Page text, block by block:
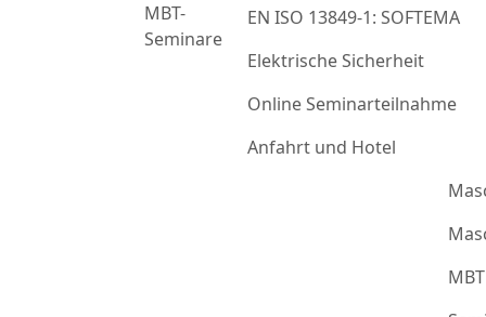
MBT-
Seminare
EN ISO 13849-1: SOFTEMA
Elektrische Sicherheit
Online Seminarteilnahme
Anfahrt und Hotel